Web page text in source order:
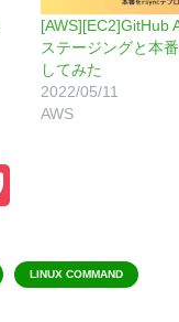
[AWS][EC2]GitHub
ステージングと本
してみた
2022/05/11
AWS
c LINUX COMMAND